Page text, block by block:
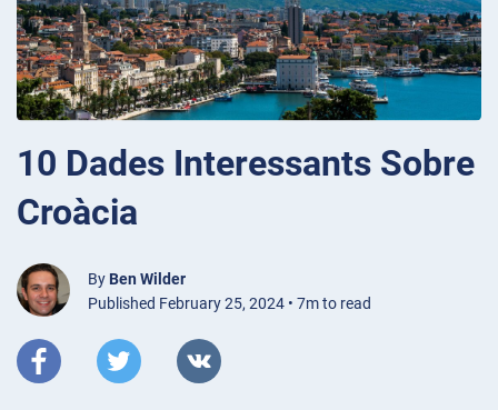
10 Dades Interessants Sobre
Croàcia
By Ben Wilder
Published February 25, 2024 • 7m to read